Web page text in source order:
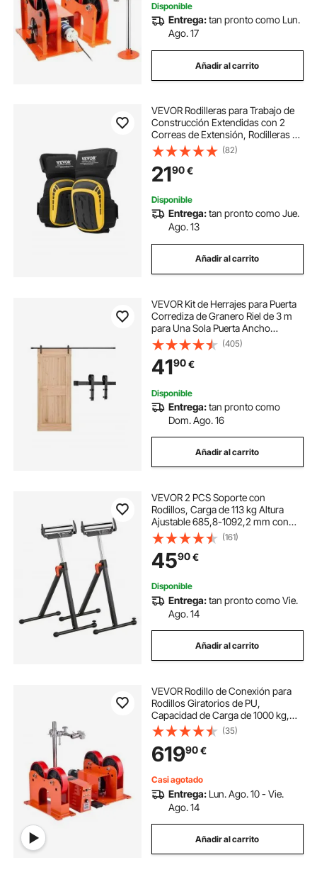
Disponible
Entrega:tan pronto como Lun.
Ago. 17
Añadir al carrito
VEVOR Rodilleras para Trabajo de
Construcción Extendidas con 2
Correas de Extensión, Rodilleras de
Gel de Espuma Antideslizantes para
Jardinería, Pisos, Techos,
Limpieza, Negro y Amarillo
(82)
2190€
Disponible
Entrega:tan pronto como Jue.
Ago. 13
Añadir al carrito
VEVOR Kit de Herrajes para Puerta
Corrediza de Granero Riel de 3 m
para Una Sola Puerta Ancho
Máximo de 152 cm Espesor de
34,92-44,45 mm Carga de 150 kg
Rodillo en Forma de J para Hogar,
Negro
(405)
4190€
Disponible
Entrega:tan pronto como
Dom. Ago. 16
Añadir al carrito
VEVOR 2 PCS Soporte con
Rodillos, Carga de 113 kg Altura
Ajustable 685,8-1092,2 mm con
Cabezal de Rodillo de Acero Pulido,
para Soporte de Extensión para
Carpintería con Salida de Sierra de
Mesa
(161)
4590€
Disponible
Entrega:tan pronto como Vie.
Ago. 14
Añadir al carrito
VEVOR Rodillo de Conexión para
Rodillos Giratorios de PU,
Capacidad de Carga de 1000 kg,
Diámetro Ajustable de 50.8 mm a
609.6 mm, para Rodillos Giratorios
de Tanques de Tuberías, 80-1600
mm/min
(35)
61990€
Casi agotado
Entrega: Lun. Ago. 10 - Vie.
Ago. 14
Añadir al carrito